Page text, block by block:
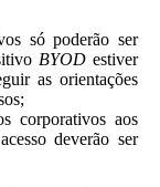
só poderão ser
BYODestiver
as orientações
corporativos aos
deverão ser